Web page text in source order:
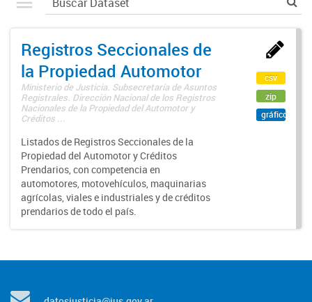
Registros Seccionales de
la Propiedad Automotor
Ministerio de Justicia. Subsecretaría de Asuntos
Registrales. Dirección Nacional de los Registros
Nacionales de la Propiedad del Automotor y
Créditos ...
Listados de Registros Seccionales de la
Propiedad del Automotor y Créditos
Prendarios, con competencia en
automotores, motovehículos, maquinarias
agrícolas, viales e industriales y de créditos
prendarios de todo el país.
csv
zip
gráfico